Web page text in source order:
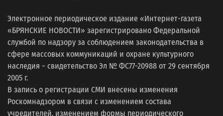
Электронное периодическое издание «Интернет-газета
«БРЯНСКИЕ НОВОСТИ» зарегистрировано Федеральной
службой по надзору за соблюдением законодательства в
сфере массовых коммуникаций и охране культурного
наследия − свидетельство Эл № ФС77-20988 от 29 сентября
2005 г.
В запись о регистрации СМИ внесены изменения
Роскомнадзором в связи с изменением состава
учредителей, изменением формы периодического